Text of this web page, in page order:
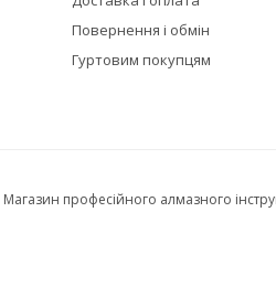
Повернення і обмін
Гуртовим покупцям